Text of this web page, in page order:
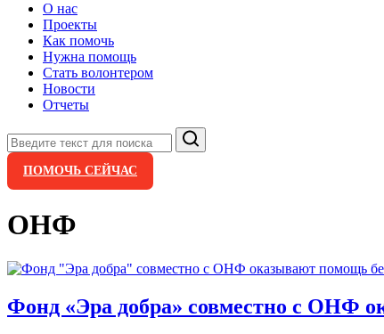
О нас
Проекты
Как помочь
Нужна помощь
Стать волонтером
Новости
Отчеты
Поиск
ПОМОЧЬ СЕЙЧАС
ОНФ
Фонд «Эра добра» совместно с ОНФ